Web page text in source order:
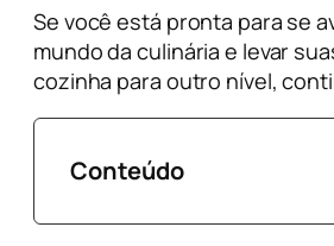
Se você está pronta para se
mundo da culinária e levar
cozinha para outro nível,
Conteúdo